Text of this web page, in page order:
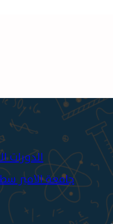
الدورات
جامعة الامير